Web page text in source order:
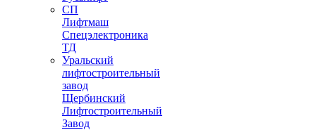
СП
Лифтмаш
Спецэлектроника
ТД
Уральский
лифтостроительный
завод
Щербинский
Лифтостроительный
Завод